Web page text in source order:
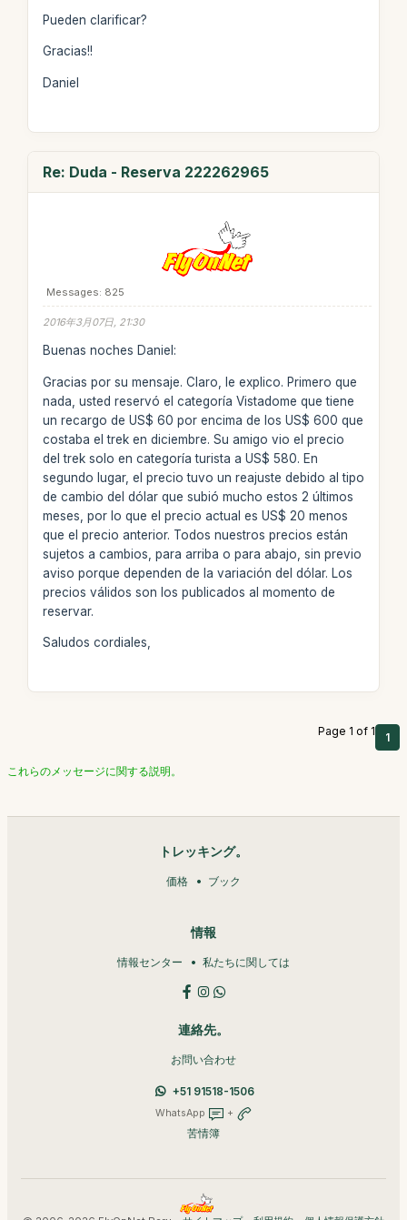
Pueden clarificar?
Gracias!!
Daniel
Re: Duda - Reserva 222262965
Messages: 825
2016年3月07日, 21:30
Buenas noches Daniel:
Gracias por su mensaje. Claro, le explico. Primero que
nada, usted reservó el categoría Vistadome que tiene
un recargo de US$ 60 por encima de los US$ 600 que
costaba el trek en diciembre. Su amigo vio el precio
del trek solo en categoría turista a US$ 580. En
segundo lugar, el precio tuvo un reajuste debido al tipo
de cambio del dólar que subió mucho estos 2 últimos
meses, por lo que el precio actual es US$ 20 menos
que el precio anterior. Todos nuestros precios están
sujetos a cambios, para arriba o para abajo, sin previo
aviso porque dependen de la variación del dólar. Los
precios válidos son los publicados al momento de
reservar.
Saludos cordiales,
Page 1 of 1 1
これらのメッセージに関する説明。
トレッキング。
価格 ブック
情報
情報センター 私たちに関しては
連絡先。
お問い合わせ
+51 91518-1506
WhatsApp +
苦情簿